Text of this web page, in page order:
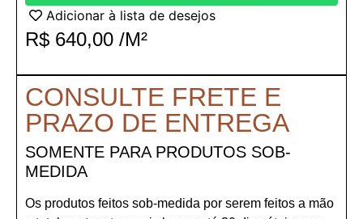
Adicionar à lista de desejos
R$ 640,00 /M²
CONSULTE FRETE E
PRAZO DE ENTREGA
SOMENTE PARA PRODUTOS SOB-
MEDIDA
Os produtos feitos sob-medida por serem feitos a mão